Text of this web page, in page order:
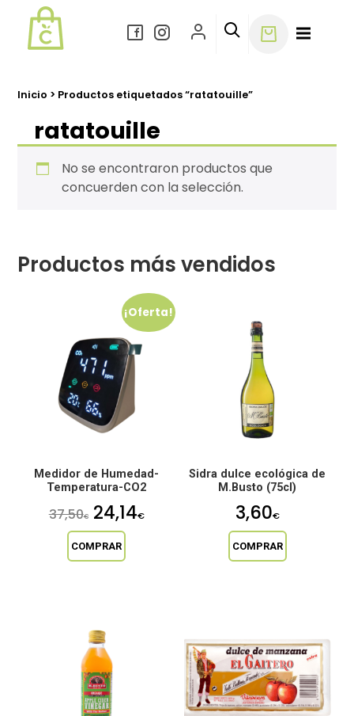
contenido
Inicio > Productos etiquetados “ratatouille”
ratatouille
No se encontraron productos que
concuerden con la selección.
Productos más vendidos
¡Oferta!
Medidor de Humedad-
Temperatura-CO2
37,50€
El
precio
original
24,14€El
COMPRAR
Sidra dulce ecológica de
M.Busto (75cl)
3,60€
COMPRAR